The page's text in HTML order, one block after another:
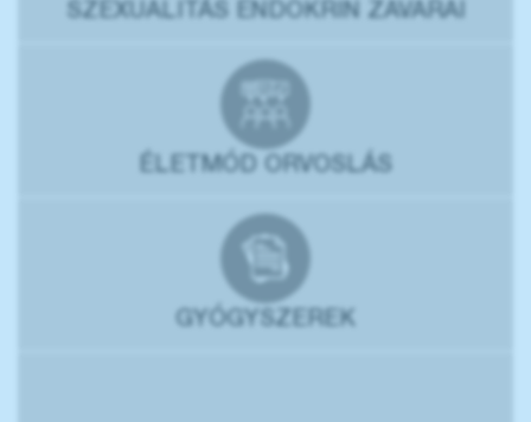
SZEXUALITÁS ENDOKRIN ZAVARAI
ÉLETMÓD ORVOSLÁS
GYÓGYSZEREK